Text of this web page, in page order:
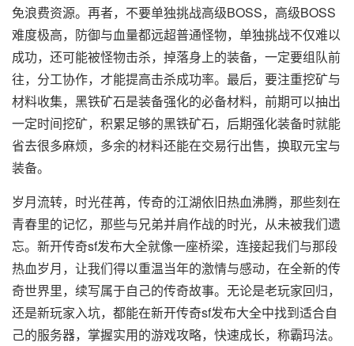
免浪费资源。再者，不要单独挑战高级BOSS，高级BOSS
难度极高，防御与血量都远超普通怪物，单独挑战不仅难以
成功，还可能被怪物击杀，掉落身上的装备，一定要组队前
往，分工协作，才能提高击杀成功率。最后，要注重挖矿与
材料收集，黑铁矿石是装备强化的必备材料，前期可以抽出
一定时间挖矿，积累足够的黑铁矿石，后期强化装备时就能
省去很多麻烦，多余的材料还能在交易行出售，换取元宝与
装备。
岁月流转，时光荏苒，传奇的江湖依旧热血沸腾，那些刻在
青春里的记忆，那些与兄弟并肩作战的时光，从未被我们遗
忘。新开传奇sf发布大全就像一座桥梁，连接起我们与那段
热血岁月，让我们得以重温当年的激情与感动，在全新的传
奇世界里，续写属于自己的传奇故事。无论是老玩家回归，
还是新玩家入坑，都能在新开传奇sf发布大全中找到适合自
己的服务器，掌握实用的游戏攻略，快速成长，称霸玛法。